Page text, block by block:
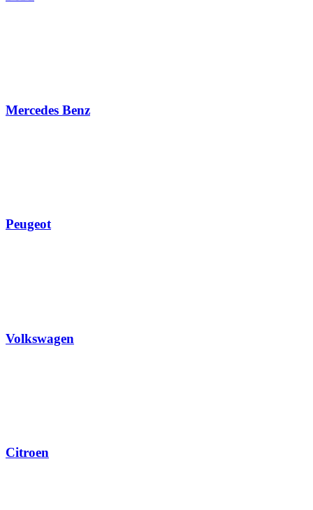
Mercedes Benz
Peugeot
Volkswagen
Citroen